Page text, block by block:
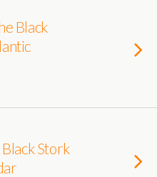
Black
Stork